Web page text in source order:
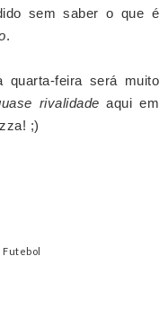
sem saber o que é
.
quarta-feira será muito
rivalidade aqui em
;)
Futebol